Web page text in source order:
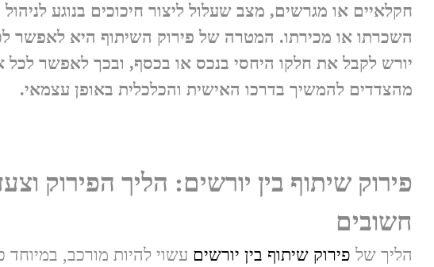
חקלאיים או מגרשים, מצב שעלול ליצור חיכוכים בנוגע
השכרתו או מכירתו. המטרה של פירוק השיתוף היא לאפשר
יורש לקבל את חלקו היחסי בנכס או בכסף, ובכך לאפשר לכל
מהצדדים להמשיך בדרכו האישית והכלכלית באופן עצמאי.
פירוק שיתוף בין יורשים: הליך הפירוק
חשובים
הליך של פירוק שיתוף בין יורשים עשוי להיות מורכב,